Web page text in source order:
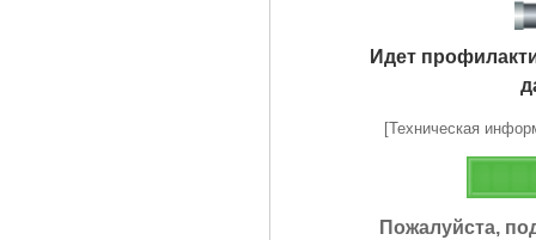
Идет
[Техническая
Пожалуйста,